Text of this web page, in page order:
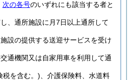
次の各号のいずれにも該当する者と
、通所施設に月7日以上通所して
設の提供する送迎サービスを受け
通機関又は自家用車を利用して通
税を含む。) 、介護保険料、水道料